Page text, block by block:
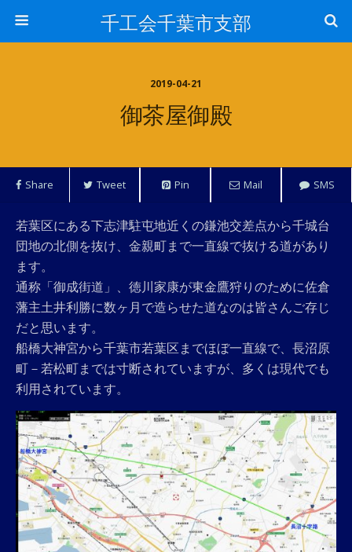
千工会千葉市支部
2019-04-21
御茶屋御殿
Share Tweet Pin Mail SMS
若葉区にある下志津駐屯地近くの鎌池交差点から千城台
団地の北側を抜け、金親町まで一直線で抜ける道があり
ます。
通称「御成街道」、徳川家康が東金鷹狩りのために佐倉
藩主土井利勝に数ヶ月で造らせた道なのは皆さんご存じ
だと思います。
船橋大神宮から千葉市若葉区までほぼ一直線で、長沼原
町－若松町までは寸断されていますが、多くは現代でも
利用されています。